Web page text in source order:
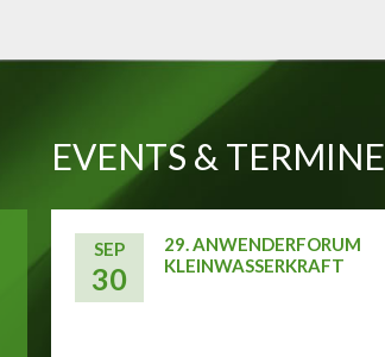
EVENTS & TERMINE
SEP
30
29. ANWENDERFORUM
KLEINWASSERKRAFT